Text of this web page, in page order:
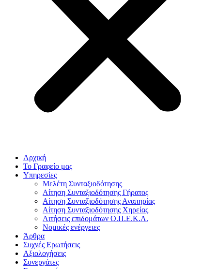
Αρχική
Το Γραφείο μας
Υπηρεσίες
Μελέτη Συνταξιοδότησης
Αίτηση Συνταξιοδότησης Γήρατος
Αίτηση Συνταξιοδότησης Αναπηρίας
Αίτηση Συνταξιοδότησης Χηρείας
Αιτήσεις επιδομάτων Ο.Π.Ε.Κ.Α.
Νομικές ενέργειες
Άρθρα
Συχνές Ερωτήσεις
Αξιολογήσεις
Συνεργάτες